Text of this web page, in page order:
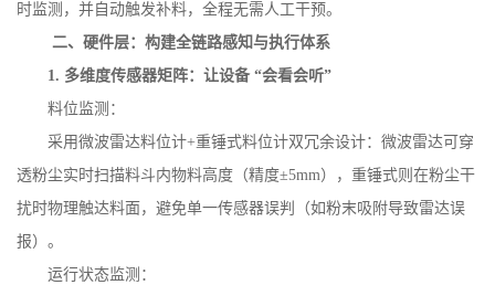
时监测，并自动触发补料，全程无需人工干预。
二、硬件层：构建全链路感知与执行体系
1. 多维度传感器矩阵：让设备 “会看会听”
料位监测：
采用微波雷达料位计+重锤式料位计双冗余设计：微波雷达可穿
透粉尘实时扫描料斗内物料高度（精度±5mm），重锤式则在粉尘干
扰时物理触达料面，避免单一传感器误判（如粉末吸附导致雷达误
报）。
运行状态监测：